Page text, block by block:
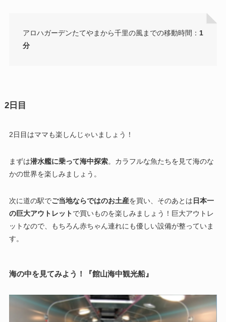
アロハガーデンたてやまから千里の風までの移動時間： 1
分
2日目
2日目はママも楽しんじゃいましょう！
まずは潜水艦に乗って海中探索。カラフルな魚たちを見て海のな
かの世界を楽しみましょう。
次に道の駅でご当地ならではのお土産を買い、そのあとは 日本一
の巨大アウトレットで買いものを楽しみましょう！巨大アウトレ
ットなので、もちろん赤ちゃん連れにも優しい設備が整っていま
す。
海の中を見てみよう！『館山海中観光船』